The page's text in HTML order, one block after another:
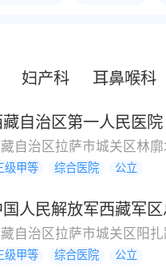
妇产科 耳鼻喉科
藏自治区第一人民医院
自治区拉萨市城关区林
级甲等 综合医院 公立
国人民解放军西藏军
自治区拉萨市城关区阳扎
级甲等 综合医院 公立